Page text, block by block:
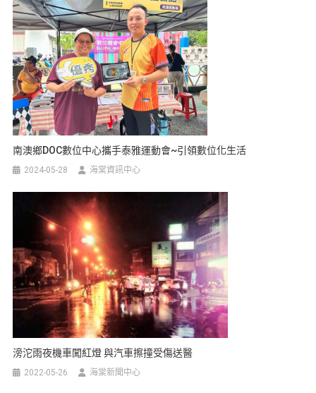
南澳鄉DOC數位中心攜手泰雅運動會~引領數位化生活
2024-05-28 海棠資訊中心
滂沱雨夜機車闖紅燈 與汽車擦撞受傷送醫
2022-05-26 海棠新聞中心